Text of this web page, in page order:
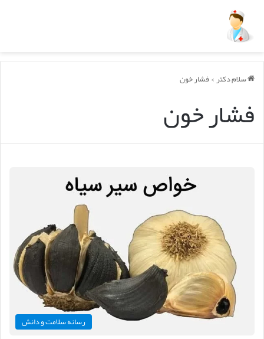
سلام دکتر>فشار خون
فشار خون
رسانه سلامت و دانش